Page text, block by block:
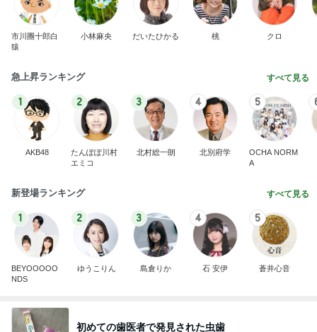
市川團十郎白
猿
小林麻央 だいたひかる 桃 クロ
急上昇ランキング すべて見る
1
AKB48
2
たんぽぽ川村
エミコ
3
北村総一朗
4
北別府学
5
OCHA NORM
A
新登場ランキング すべて見る
1
BEYOOOOO
NDS
2
ゆうこりん
3
島倉りか
4
石 安伊
5
蒼井心音
初めての歯医者で発見された虫歯